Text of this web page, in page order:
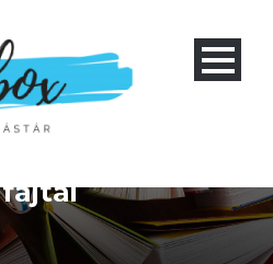
gimnázium 5-8
fajtái